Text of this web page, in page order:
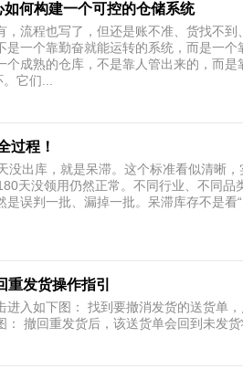
何构建一个可控的仓储系统
流程也写了，但还是账不准、货找不到
一个靠勤奋就能运转的系统，而是一个
成熟的仓库，不是靠人管出来的，而是
它们...
过程！
出库，就是呆滞。这个标准看似清晰，
天没领用仍然正常。不同行业、不同品
误判一批、漏掉一批。呆滞库存不是看“
发货操作指引
进入如下图： 找到要撤消发货的送货单
撤回重发货后，该送货单会回到未发货